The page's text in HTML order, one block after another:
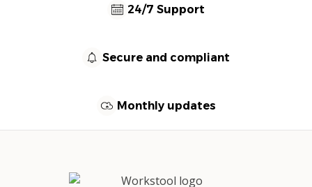
24/7 Support
Secure and compliant
Monthly updates